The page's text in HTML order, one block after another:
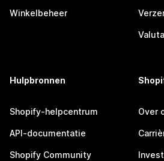
Winkelbeheer
Hulpbronnen
Shopify-helpcentrum
API-documentatie
Shopify Community
Over